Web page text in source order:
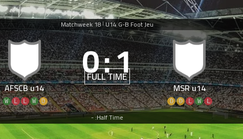
U14 G-B Foot Jeu
|
Matchweek 18
MSR u14
L
W
L
D
D
1
:
0
FULL TIME
AFSCB u14
D
W
L
L
W
Half Time: -